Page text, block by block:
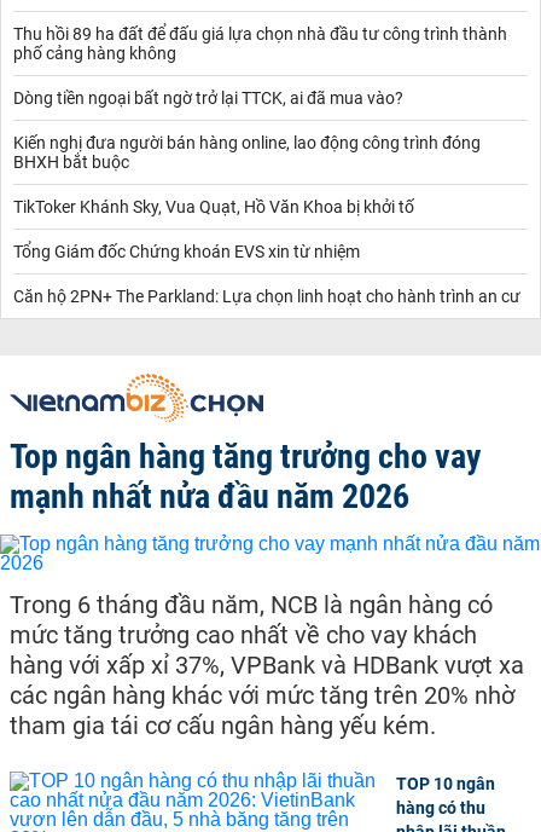
Thu hồi 89 ha đất để đấu giá lựa chọn nhà đầu tư công trình thành
phố cảng hàng không
Dòng tiền ngoại bất ngờ trở lại TTCK, ai đã mua vào?
Kiến nghị đưa người bán hàng online, lao động công trình đóng
BHXH bắt buộc
TikToker Khánh Sky, Vua Quạt, Hồ Văn Khoa bị khởi tố
Tổng Giám đốc Chứng khoán EVS xin từ nhiệm
Căn hộ 2PN+ The Parkland: Lựa chọn linh hoạt cho hành trình an cư
Top ngân hàng tăng trưởng cho vay
mạnh nhất nửa đầu năm 2026
Trong 6 tháng đầu năm, NCB là ngân hàng có
mức tăng trưởng cao nhất về cho vay khách
hàng với xấp xỉ 37%, VPBank và HDBank vượt xa
các ngân hàng khác với mức tăng trên 20% nhờ
tham gia tái cơ cấu ngân hàng yếu kém.
TOP 10 ngân
hàng có thu